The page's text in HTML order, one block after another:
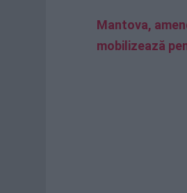
Mantova,
mobilizează